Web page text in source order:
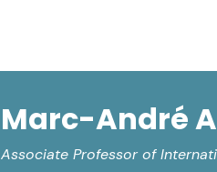
Marc-André
Associate Professor of